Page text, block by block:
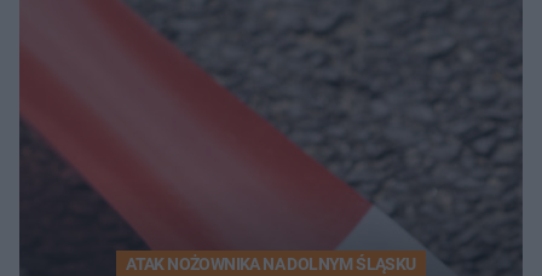
ATAK NOŻOWNIKA NA DOLNYM ŚLĄSKU